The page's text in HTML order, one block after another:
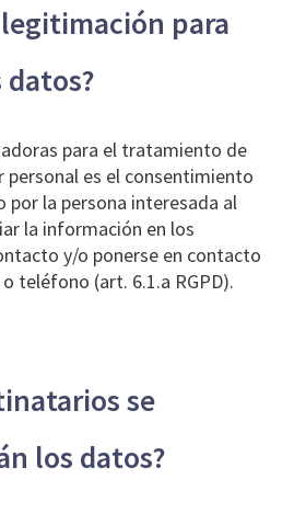
legitimación para
para el tratamiento de
personal es el consentimiento
por la persona interesada al
la información en los
y/o ponerse en contacto
teléfono (art. 6.1.a RGPD).
se
los datos?